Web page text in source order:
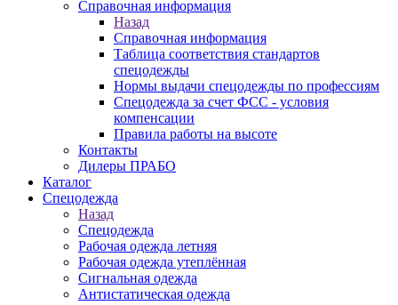
Справочная информация
Назад
Справочная информация
Таблица соответствия стандартов
спецодежды
Нормы выдачи спецодежды по профессиям
Спецодежда за счет ФСС - условия
компенсации
Правила работы на высоте
Контакты
Дилеры ПРАБО
Каталог
Спецодежда
Назад
Спецодежда
Рабочая одежда летняя
Рабочая одежда утеплённая
Сигнальная одежда
Антистатическая одежда